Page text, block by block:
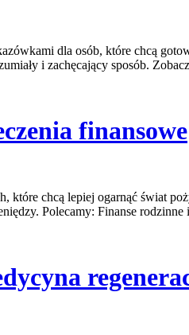
dla osób, które chcą
i zachęcający sposób.
finansowe
które chcą lepiej ogarnąć świat
Polecamy: Finanse